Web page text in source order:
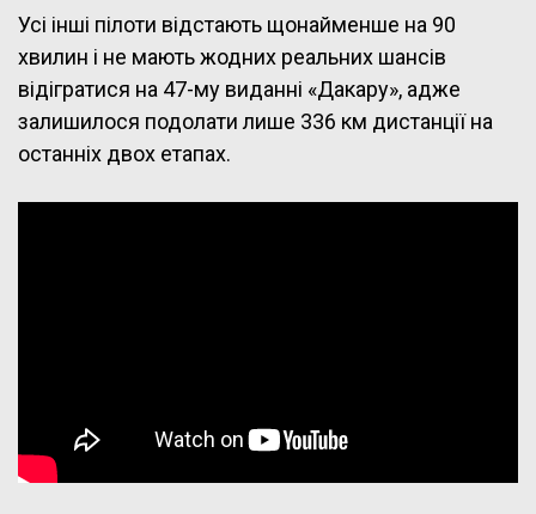
Усі інші пілоти відстають щонайменше на 90
хвилин і не мають жодних реальних шансів
відігратися на 47-му виданні «Дакару», адже
залишилося подолати лише 336 км дистанції на
останніх двох етапах.